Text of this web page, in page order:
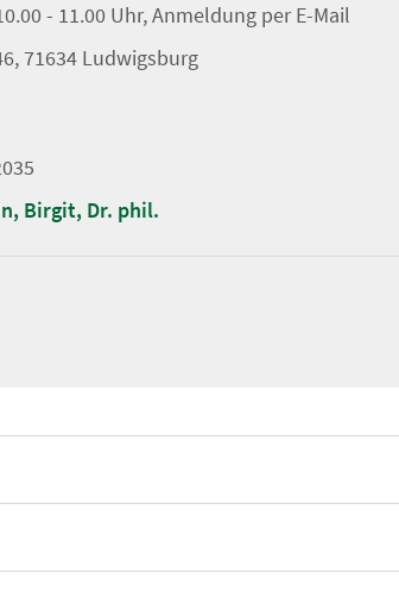
- 11.00 Uhr, Anmeldung per E-Mail
71634 Ludwigsburg
Birgit, Dr. phil.